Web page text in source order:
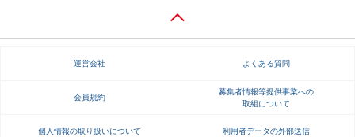
運営会社 よくある質問
会員規約
募集者情報等提供事業への
取組について
個人情報の取り扱いについて 利用者データの外部送信